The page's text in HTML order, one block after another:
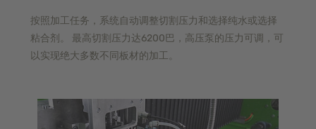
按照加工任务，系统自动调整切割压力和选择纯水或选择
粘合剂。 最高切割压力达6200巴，高压泵的压力可调，可
以实现绝大多数不同板材的加工。